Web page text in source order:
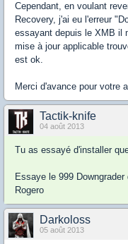
Cependant, en voulant
Recovery, j'ai eu l'erreur
essayant depuis le XMB il
mise à jour applicable
est ok.
Merci d'avance pour votre
Tactik-knife
04 août 2013
Tu as essayé d'installer
Essaye le 999
Rogero
Darkoloss
05 août 2013